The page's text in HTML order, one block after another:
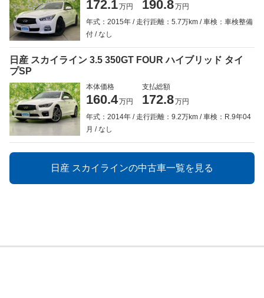
172.1万円 190.8万円
年式：2015年
走行距離：5.7万km
車検：車検整備
付
なし
日産 スカイライン 3.5 350GT FOUR ハイブリッド タイ
プSP
本体価格
160.4万円
支払総額
172.8万円
年式：2014年
走行距離：9.2万km
車検：R.9年04
月
なし
日産 スカイラインの中古車一覧を見る